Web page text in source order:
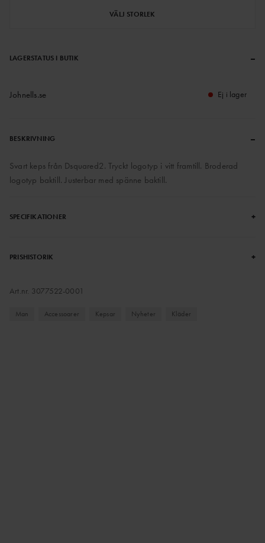
VÄLJ STORLEK
LAGERSTATUS I BUTIK –
Johnells.se Ej i lager
BESKRIVNING –
Svart keps från Dsquared2. Tryckt logotyp i vitt framtill. Broderad
logotyp baktill. Justerbar med spänne baktill.
SPECIFIKATIONER +
PRISHISTORIK +
Art.nr. 3077522-0001
Man Accessoarer Kepsar Nyheter Kläder